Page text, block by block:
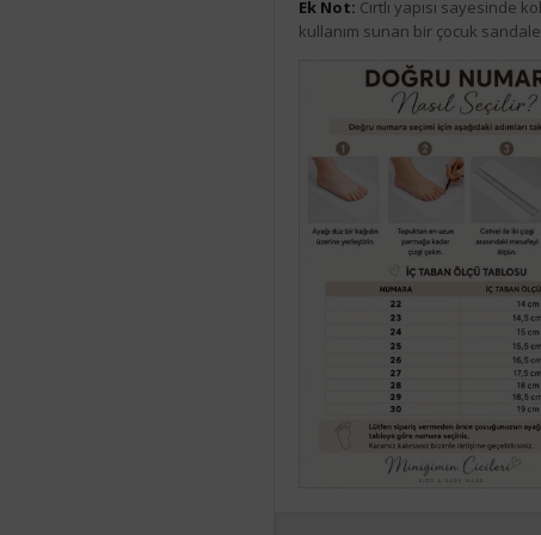
Ek Not: Cırtlı yapısı sayesinde
kullanım sunan bir çocuk